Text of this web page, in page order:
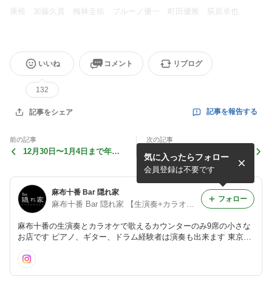
康裕 加藤久貴 梅林圭佑 ブルーノ優一 町田優雅 荻原卓也
いいね
132
コメント リブログ
記事をシェア 記事を報告する
前の記事
12月30日〜1月4日まで年末
次の記事
麻布十番 バー 隠れ家 店内写
真
麻布十番 Bar 隠れ家
麻布十番 Bar 隠れ家 【生演奏+カラオケ】
麻布十番の生演奏とカラオケで歌えるカウンターのみ9席の小さな
お店です ピアノ、ギター、ドラム経験者は演奏も出来ます 東京都
気に入ったらフォロー
会員登録は不要です
フォロー